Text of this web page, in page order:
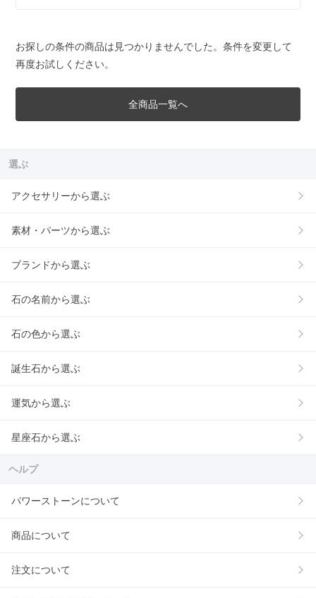
お探しの条件の商品は見つかりませんでした。条件を変更して
再度お試しください。
全商品一覧へ
選ぶ
アクセサリーから選ぶ
素材・パーツから選ぶ
ブランドから選ぶ
石の名前から選ぶ
石の色から選ぶ
誕生石から選ぶ
運気から選ぶ
星座石から選ぶ
ヘルプ
パワーストーンについて
商品について
注文について